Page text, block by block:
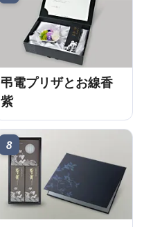
弔電プリザとお線香
紫
8